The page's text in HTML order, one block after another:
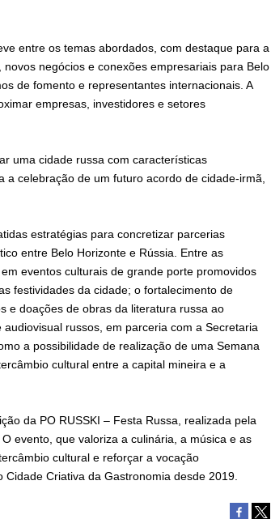
entre os temas abordados, com destaque para a
negócios e conexões empresariais para Belo
de fomento e representantes internacionais. A
empresas, investidores e setores
uma cidade russa com características
a celebração de um futuro acordo de cidade-irmã,
estratégias para concretizar parcerias
entre Belo Horizonte e Rússia. Entre as
eventos culturais de grande porte promovidos
festividades da cidade; o fortalecimento de
e doações de obras da literatura russa ao
russos, em parceria com a Secretaria
a possibilidade de realização de uma Semana
cultural entre a capital mineira e a
da PO RUSSKI – Festa Russa, realizada pela
evento, que valoriza a culinária, a música e as
cultural e reforçar a vocação
Criativa da Gastronomia desde 2019.